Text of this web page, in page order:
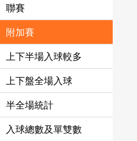
聯賽
附加賽
上下半場入球較多
上下盤全場入球
半全場統計
入球總數及單雙數